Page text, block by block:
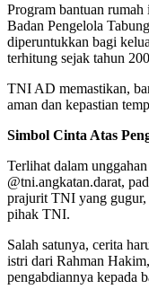
Program bantuan
Badan Pengelola
diperuntukkan bagi
terhitung sejak tahun
TNI AD memastikan,
aman dan kepastian
Simbol Cinta Atas
Terlihat dalam
@tni.angkatan.darat,
prajurit TNI yang gugur,
pihak TNI.
Salah satunya, cerita
istri dari Rahman
pengabdiannya kepada